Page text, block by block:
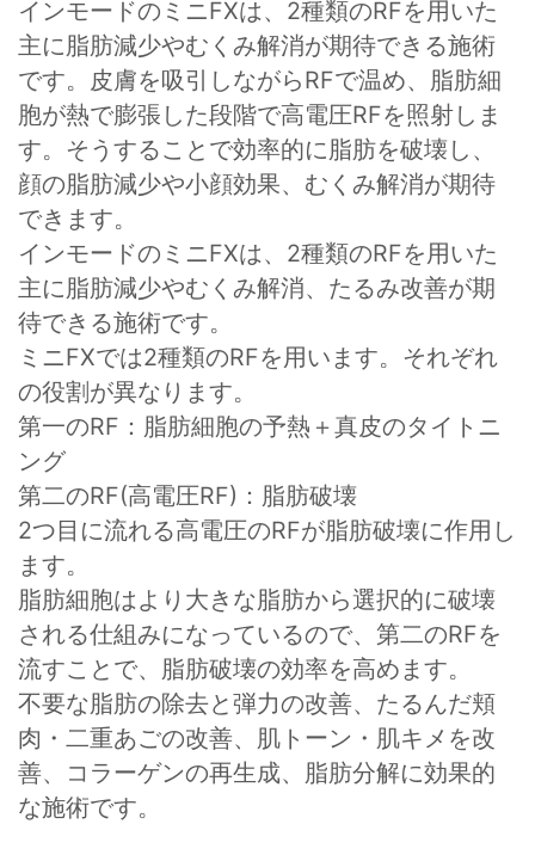
インモードのミニFXは、2種類のRFを用いた
主に脂肪減少やむくみ解消が期待できる施術
です。皮膚を吸引しながらRFで温め、脂肪細
胞が熱で膨張した段階で高電圧RFを照射しま
す。そうすることで効率的に脂肪を破壊し、
顔の脂肪減少や小顔効果、むくみ解消が期待
できます。
インモードのミニFXは、2種類のRFを用いた
主に脂肪減少やむくみ解消、たるみ改善が期
待できる施術です。
ミニFXでは2種類のRFを用います。それぞれ
の役割が異なります。
第一のRF：脂肪細胞の予熱＋真皮のタイトニ
ング
第二のRF(高電圧RF)：脂肪破壊
2つ目に流れる高電圧のRFが脂肪破壊に作用し
ます。
脂肪細胞はより大きな脂肪から選択的に破壊
される仕組みになっているので、第二のRFを
流すことで、脂肪破壊の効率を高めます。
不要な脂肪の除去と弾力の改善、たるんだ頬
肉・二重あごの改善、肌トーン・肌キメを改
善、コラーゲンの再生成、脂肪分解に効果的
な施術です。